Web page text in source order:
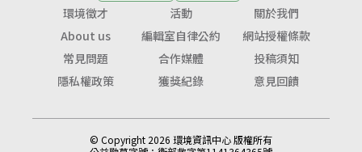
環境徵才
活動
關於我們
About us
編輯室自律公約
網站授權條款
常見問題
合作媒體
投稿須知
隱私權政策
獲獎紀錄 意見回饋
© Copyright 2026 環境資訊中心 版權所有